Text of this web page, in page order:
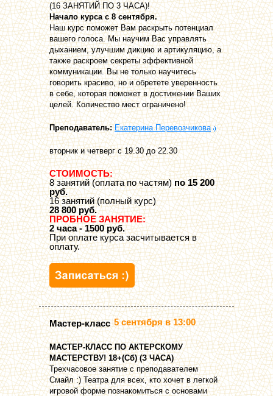
(16 ЗАНЯТИЙ ПО 3 ЧАСА)!
Начало курса с 8 сентября.
Наш курс поможет Вам раскрыть потенциал
вашего голоса. Мы научим Вас управлять
дыханием, улучшим дикцию и артикуляцию, а
также раскроем секреты эффективной
коммуникации. Вы не только научитесь
говорить красиво, но и обретете уверенность
в себе, которая поможет в достижении Ваших
целей. Количество мест ограничено!
Преподаватель: Екатерина Перевозчикова
вторник и четверг с 19.30 до 22.30
СТОИМОСТЬ:
8 занятий (оплата по частям)по 15 200
руб.
16 занятий (полный курс)
28 800 руб.
ПРОБНОЕ ЗАНЯТИЕ:
2 часа - 1500 руб.
При оплате курса засчитывается в
оплату.
Мастер-класс 5 сентября в 13:00
МАСТЕР-КЛАСС ПО АКТЕРСКОМУ
МАСТЕРСТВУ! 18+(Сб) (З ЧАСА)
Трехчасовое занятие с преподавателем
Смайл :) Театра для всех, кто хочет в легкой
игровой форме познакомиться с основами